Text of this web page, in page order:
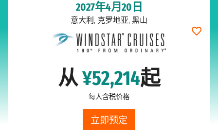
2027年4月20日
意大利, 克罗地亚, 黑山
从¥52,214起
每人含税价格
立即预定